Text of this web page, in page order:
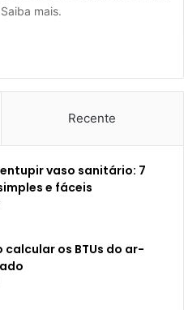
mais.
Recente
vaso sanitário: 7
e fáceis
calcular os BTUs do ar-